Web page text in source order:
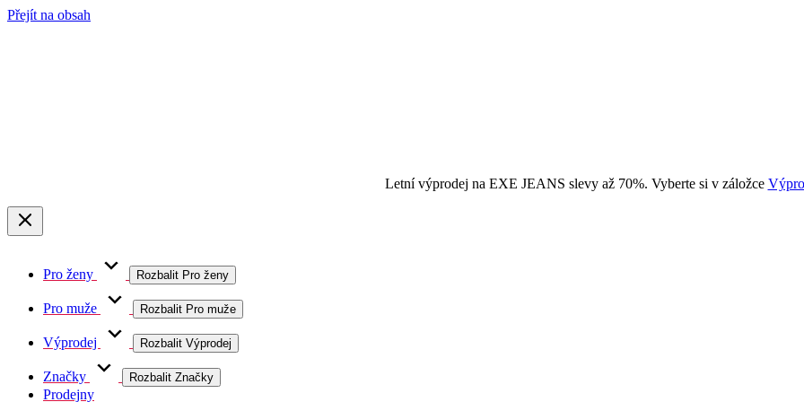
Přejít na obsah
Letní výprodej na EXE JEANS slevy až 70%. Vyberte si v záložce
Pro ženy Rozbalit Pro ženy
Pro muže Rozbalit Pro muže
Výprodej Rozbalit Výprodej
Značky Rozbalit Značky
Prodejny